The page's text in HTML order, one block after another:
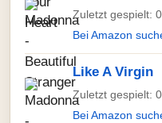
Zuletzt gespielt:
Bei Amazon
Like A Virgin
Zuletzt gespielt:
Bei Amazon